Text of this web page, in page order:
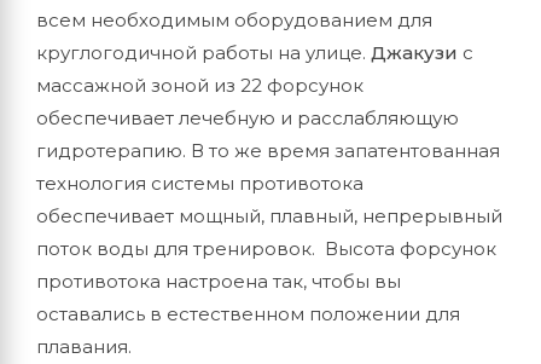
всем необходимым оборудованием для
круглогодичной работы на улице. Джакузи с
массажной зоной из 22 форсунок
обеспечивает лечебную и расслабляющую
гидротерапию. В то же время запатентованная
технология системы противотока
обеспечивает мощный, плавный, непрерывный
поток воды для тренировок. Высота форсунок
противотока настроена так, чтобы вы
оставались в естественном положении для
плавания.